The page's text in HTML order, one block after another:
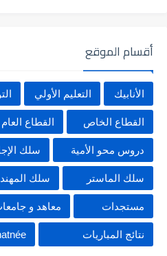
أقسام الموقع
الأنابيك التعليم الأولي
القطاع الخاص القطاع العام
دروس محو الأمية سلك
سلك الماستر سلك
مستجدات معاهد و
نتائج المباريات